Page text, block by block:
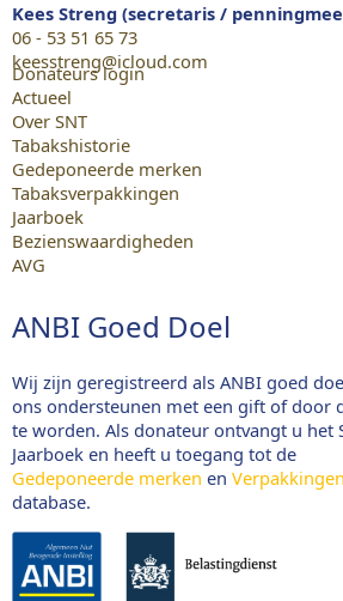
Kees Streng (secretaris /
06 - 53 51 65 73
keesstreng@icloud.com
Donateurs login
Actueel
Over SNT
Tabakshistorie
Gedeponeerde merken
Tabaksverpakkingen
Jaarboek
Bezienswaardigheden
AVG
ANBI Goed Doel
Wij zijn geregistreerd als ANBI goed
ons ondersteunen met een gift of door
te worden. Als donateur ontvangt u het
Jaarboek en heeft u toegang tot de
Gedeponeerde merken en Verpakkingen
database.